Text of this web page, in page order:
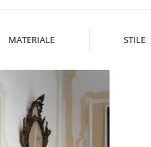
MATERIALE STILE